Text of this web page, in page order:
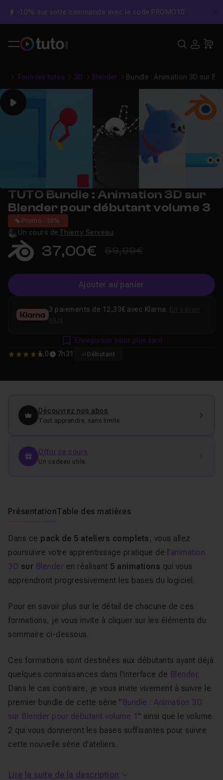
-10% sur votre commande avec le code PROMO10
Tous les tutos 3D Blender Bundle : Animation 3D sur
Play
TUTO Bundle : Animation 3D sur
Blender pour débutant volume 3
Un cours de Thierry Serveau
Promo -38%
37,00€ 59,99€
Ajouter au panier
5 5,0 7h31 Débutant
3 paiements de 12,33€ avec Klarna.
Enregistrer pour plus tard
Découvrez nos abos
Tout apprendre, sans limite
Offrir ce cours
Un cadeau utile.
PrésentationTable des matières
Dans ce pack de 5 ateliers complets , vous allez
poursuivre votre apprentissage pratique de l'animation
3D sur Blender en réalisant 5 animations qui vous
apprendront progressivement les bases du logiciel.
Pour en savoir plus sur le détail de chacune de ces
formations, je vous invite à cliquer sur les éléments du
sommaire ci-dessous.
Ces formations sont destinées aux débutants ayant déjà
quelques connaissances dans l'interface de Blender.
Dans le cas contraire, je vous invite vivement à suivre le
premier bundle de cette série " Bundle : Animation 3D
sur Blender pour débutant volume 1 " ainsi que le volume
2 qui vous donneront les bases suffisantes pour suivre
cette nouvelle série d'ateliers.
Je m'efforce d'avancer pas à pas
Lire la suite de la description